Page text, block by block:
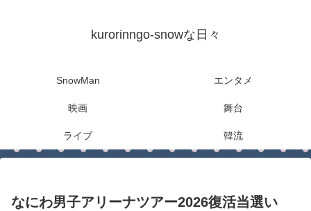
kurorinngo-snowな日々
SnowMan エンタメ
映画 舞台
ライブ 韓流
なにわ男子アリーナツアー2026復活当選い